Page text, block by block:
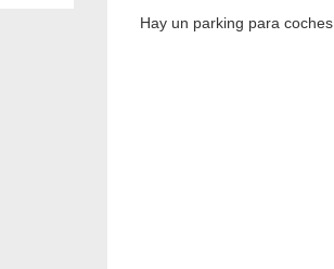
Hay un parking para coches.